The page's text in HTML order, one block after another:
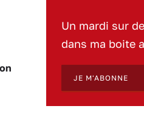
Un mardi sur
dans ma boite
JE M'ABONNE